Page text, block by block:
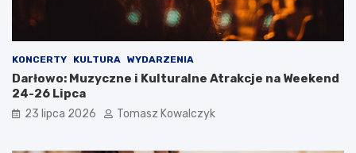
KONCERTY KULTURA WYDARZENIA
Darłowo: Muzyczne i Kulturalne Atrakcje na Weekend
24-26 Lipca
23 lipca 2026 Tomasz Kowalczyk